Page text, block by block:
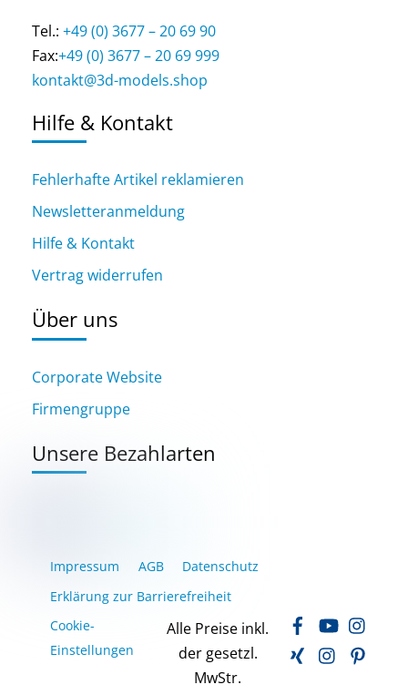
Tel.: +49 (0) 3677 – 20 69 90
Fax:+49 (0) 3677 – 20 69 999
kontakt@3d-models.shop
Hilfe & Kontakt
Fehlerhafte Artikel reklamieren
Newsletteranmeldung
Hilfe & Kontakt
Vertrag widerrufen
Über uns
Corporate Website
Firmengruppe
Unsere Bezahlarten
Impressum AGB
Datenschutz
Erklärung zur Barrierefreiheit
Cookie-
Einstellungen
Alle Preise inkl.
der gesetzl.
MwStr.
FacebookYouTube
Xing
LinkedIn